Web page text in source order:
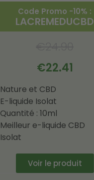
Code Promo -10% :
LACREMEDUCBD
€22.41
Nature et CBD
E-liquide Isolat
Quantité : 10ml
Meilleur e-liquide CBD
Isolat
Voir le produit